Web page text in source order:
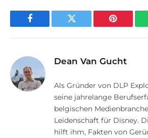
Facebook Twitter Pinterest
Dean Van Gucht
Als Gründer von DLP
seine jahrelange
belgischen
Leidenschaft für Disney.
hilft ihm, Fakten von